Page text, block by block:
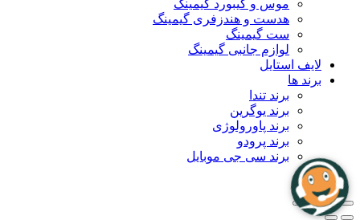
موس و کیبورد گیمینگ
هدست و هندزفری گیمینگ
ست گیمینگ
لوازم جانبی گیمینگ
لایف استایل
برند ها
برند تندا
برند یوگرین
برند پاورولوژی
برند پرودو
برند سی جی موبایل
بلاگ